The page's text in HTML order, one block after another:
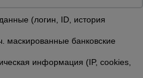
(логин, ID, история
маскированные банковские
информация (IP, cookies,